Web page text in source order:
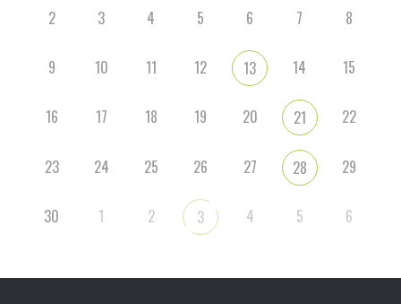
2 3 4 5 6 7 8
9 10 11 12 13 14 15
16 17 18 19 20 21 22
23 24 25 26 27 28 29
30 1 2 3 4 5 6